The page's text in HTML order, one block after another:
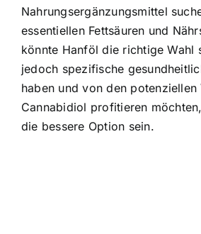
Nahrungsergänzungsmittel
essentiellen Fettsäuren und
könnte Hanföl die richtige Wahl
jedoch spezifische
haben und von den potenziellen
Cannabidiol profitieren
die bessere Option sein.